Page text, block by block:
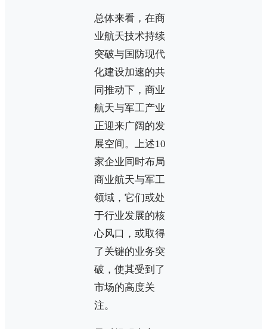
总体来看，在商
业航天技术持续
突破与国防现代
化建设加速的共
同推动下，商业
航天与军工产业
正迎来广阔的发
展空间。上述10
家企业同时布局
商业航天与军工
领域，它们或处
于行业发展的核
心风口，或取得
了关键的业务突
破，使其受到了
市场的高度关
注。